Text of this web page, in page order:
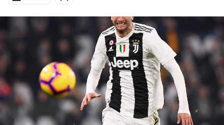
Economia
Mondiali calcio 2026
PODCAST
NEWSLETTER